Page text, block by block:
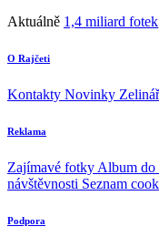
Aktuálně 1,4 miliard fotek
O Rajčeti
Kontakty Novinky
Reklama
Zajímavé fotky Album do
návštěvnosti Seznam
Podpora